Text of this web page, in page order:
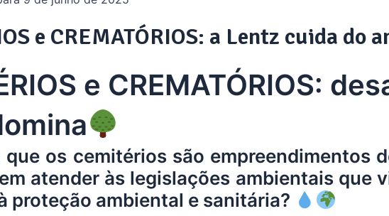
e CREMATÓRIOS: a Lentz cuida do
e CREMATÓRIOS:
que os cemitérios são empreendimentos
atender às legislações ambientais que
proteção ambiental e sanitária?